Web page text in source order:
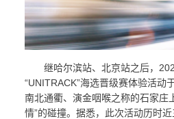
继哈尔滨站、北京站之后，
“UNITRACK”海选晋级赛体验活动
南北通衢、演金咽喉之称的石家庄
情”的碰撞。据悉，此次活动历时